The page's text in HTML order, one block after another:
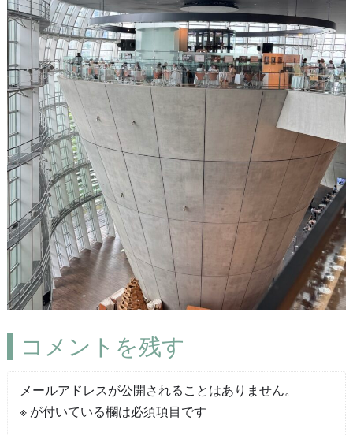
コメントを残す
メールアドレスが公開されることはありません。
※が付いている欄は必須項目です